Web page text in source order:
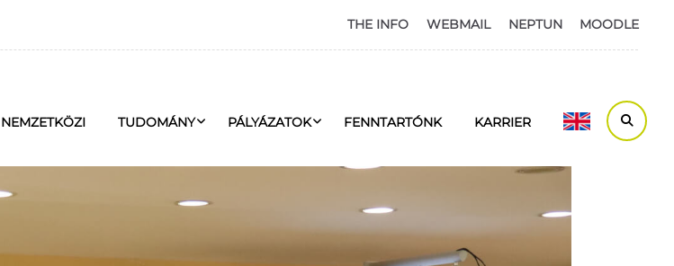
THE INFO WEBMAIL NEPTUN MOODLE
NEMZETKÖZI TUDOMÁNY PÁLYÁZATOK FENNTARTÓNK KARRIER